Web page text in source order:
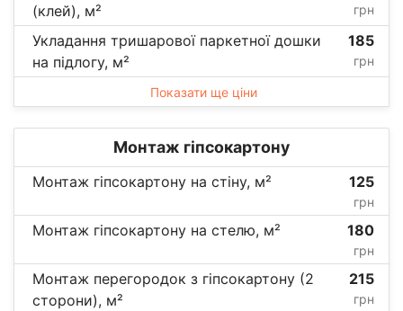
(клей), м²
грн
Укладання тришарової паркетної дошки
на підлогу, м²
185
грн
Показати ще ціни
Монтаж гіпсокартону
Монтаж гіпсокартону на стіну, м² 125
грн
Монтаж гіпсокартону на стелю, м² 180
грн
Монтаж перегородок з гіпсокартону (2
сторони), м²
215
грн